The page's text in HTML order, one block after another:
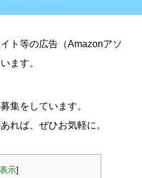
ト等の広告（Amazonアソ
ます。
集をしています。
れば、ぜひお気軽に。
示]